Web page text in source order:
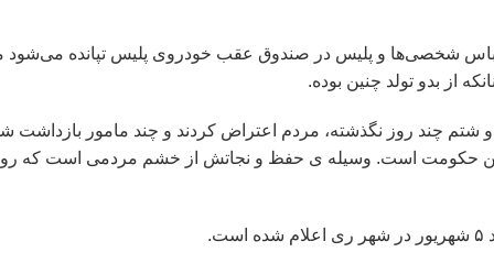
لباس شخصی‌ها و پلیس در صندوق عقب خودروی پلیس تپانده می‌شود
از بدو تولد چنین بوده.
چند روز نگذشته، مردم اعتراض کردند و چند مامور بازداشت
حکومت است. وسیله ی حفظ و نجاتش از خشم مردمی است که